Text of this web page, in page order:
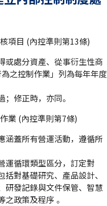
項目 (內控準則第13條)
或處分資產、從事衍生性商
之控制作業」列為每年年度
修正時，亦同。
業 (內控準則第7條)
涵蓋所有營運活動，遵循所
運循環類型區分，訂定對
括對基礎研究、產品設計、
研發記錄與文件保管、智慧
政策及程序 。